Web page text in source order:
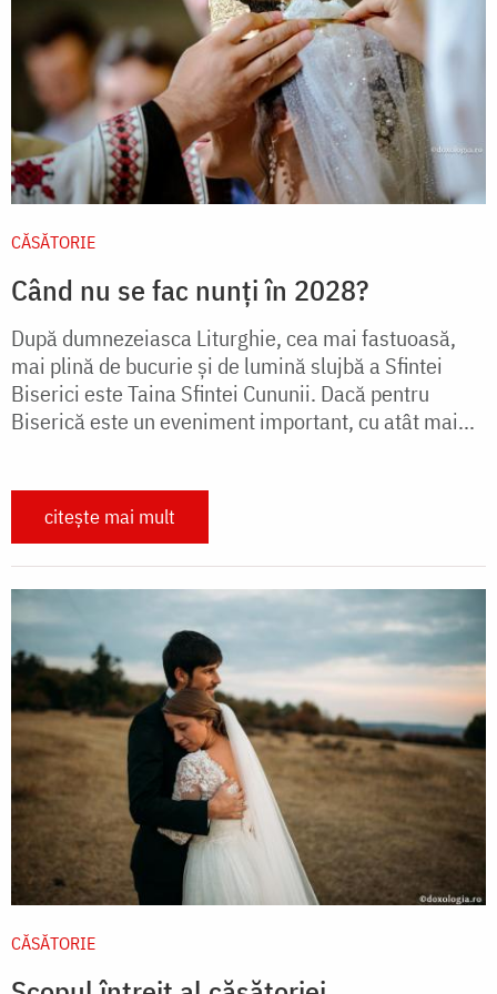
CĂSĂTORIE
Când nu se fac nunți în 2028?
După dumnezeiasca Liturghie, cea mai fastuoasă,
mai plină de bucurie și de lumină slujbă a Sfintei
Biserici este Taina Sfintei Cununii. Dacă pentru
Biserică este un eveniment important, cu atât mai...
citește mai mult
CĂSĂTORIE